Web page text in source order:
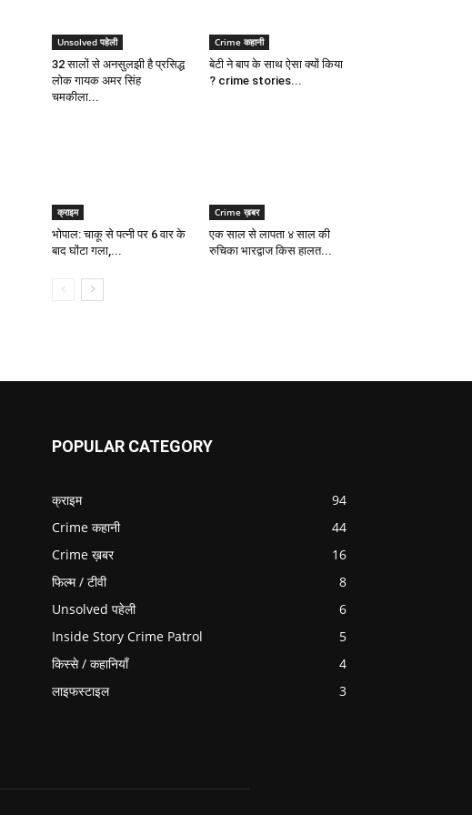
Unsolved पहेली
32 सालों से अनसुलझी है प्रसिद्ध
लोक गायक अमर सिंह
चमकीला...
Crime कहानी
बेटी ने बाप के साथ ऐसा क्यों किया
? crime stories...
क्राइम
भोपाल: चाकू से पत्नी पर 6 वार के
बाद घोंटा गला,...
Crime ख़बर
एक साल से लापता ४ साल की
रुचिका भारद्वाज किस हालत...
POPULAR CATEGORY
क्राइम
94
Crime कहानी
44
Crime ख़बर
16
फिल्म / टीवी
8
Unsolved पहेली
6
Inside Story Crime Patrol
5
किस्से / कहानियाँ
4
लाइफस्टाइल
3